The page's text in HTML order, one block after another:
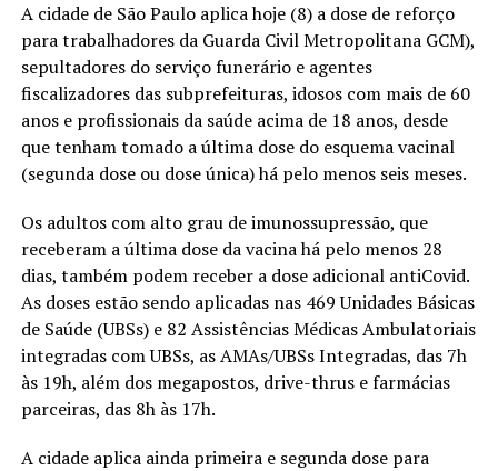
A cidade de São Paulo aplica hoje (8) a dose de reforço
para trabalhadores da Guarda Civil Metropolitana GCM),
sepultadores do serviço funerário e agentes
fiscalizadores das subprefeituras, idosos com mais de 60
anos e profissionais da saúde acima de 18 anos, desde
que tenham tomado a última dose do esquema vacinal
(segunda dose ou dose única) há pelo menos seis meses.
Os adultos com alto grau de imunossupressão, que
receberam a última dose da vacina há pelo menos 28
dias, também podem receber a dose adicional antiCovid.
As doses estão sendo aplicadas nas 469 Unidades Básicas
de Saúde (UBSs) e 82 Assistências Médicas Ambulatoriais
integradas com UBSs, as AMAs/UBSs Integradas, das 7h
às 19h, além dos megapostos, drive-thrus e farmácias
parceiras, das 8h às 17h.
A cidade aplica ainda primeira e segunda dose para